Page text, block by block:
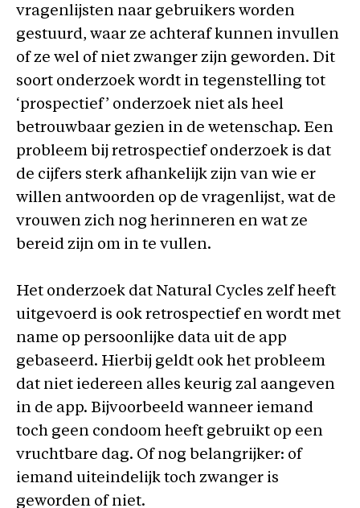
vragenlijsten naar gebruikers worden
gestuurd, waar ze achteraf kunnen invullen
of ze wel of niet zwanger zijn geworden. Dit
soort onderzoek wordt in tegenstelling tot
‘prospectief’ onderzoek niet als heel
betrouwbaar gezien in de wetenschap. Een
probleem bij retrospectief onderzoek is dat
de cijfers sterk afhankelijk zijn van wie er
willen antwoorden op de vragenlijst, wat de
vrouwen zich nog herinneren en wat ze
bereid zijn om in te vullen.
Het onderzoek dat Natural Cycles zelf heeft
uitgevoerd is ook retrospectief en wordt met
name op persoonlijke data uit de app
gebaseerd. Hierbij geldt ook het probleem
dat niet iedereen alles keurig zal aangeven
in de app. Bijvoorbeeld wanneer iemand
toch geen condoom heeft gebruikt op een
vruchtbare dag. Of nog belangrijker: of
iemand uiteindelijk toch zwanger is
geworden of niet.